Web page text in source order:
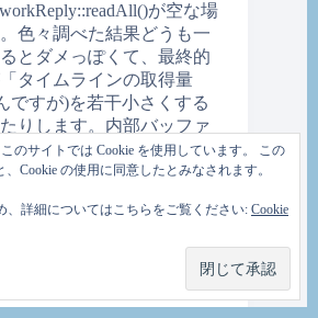
が空な場
色々調べた結果どうも一
とダメっぽくて、最終的
タイムラインの取得量
ですが)を若干小さくする
りします。内部バッファ
ったりもするんですが、
ド見てみないとなんと
たりするのでこの辺の差
けたのが、変数長の違
のサイトでは Cookie を使用しています。 この
Cookie の使用に同意したとみなされます。
、詳細についてはこちらをご覧ください: Cookie